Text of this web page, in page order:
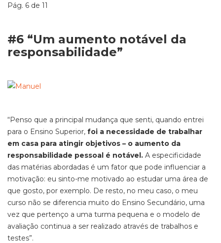
Pág. 6 de 11
#6 “Um aumento notável da
responsabilidade”
“Penso que a principal mudança que senti, quando entrei
para o Ensino Superior, foi a necessidade de trabalhar
em casa para atingir objetivos – o aumento da
responsabilidade pessoal é notável. A especificidade
das matérias abordadas é um fator que pode influenciar a
motivação: eu sinto-me motivado ao estudar uma área de
que gosto, por exemplo. De resto, no meu caso, o meu
curso não se diferencia muito do Ensino Secundário, uma
vez que pertenço a uma turma pequena e o modelo de
avaliação continua a ser realizado através de trabalhos e
testes”.